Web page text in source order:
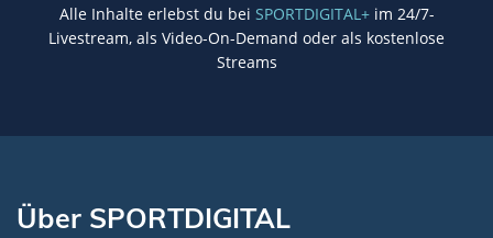
Alle Inhalte erlebst du bei SPORTDIGITAL+im 24/7-
Livestream, als Video-On-Demand oder als kostenlose
Streams
Über SPORTDIGITAL